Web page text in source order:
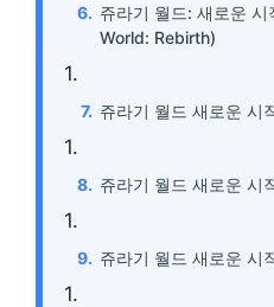
쥬라기 월드: 새로운
World: Rebirth)
쥬라기 월드 새로운 시
쥬라기 월드 새로운 시
쥬라기 월드 새로운 시